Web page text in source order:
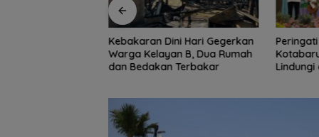
Peringati HAN 2026, Pemkab
Kotabaru Perkuat Komitmen
Lindungi dan Penuhi Hak Anak
Jaga